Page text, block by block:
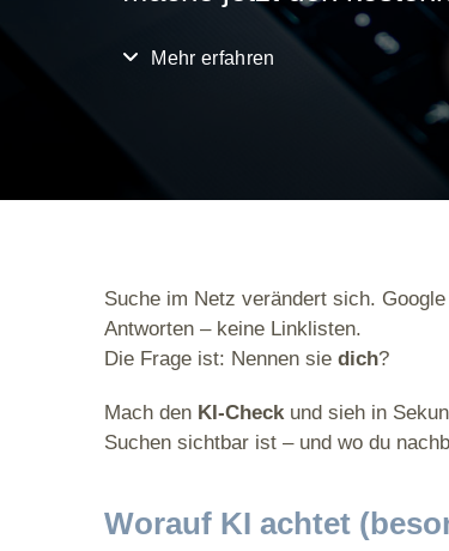
Mehr erfahren
Suche im Netz verändert sich.
Antworten – keine Linklisten.
Die Frage ist: Nennen sie dich?
Mach den KI-Checkund sieh in
Suchen sichtbar ist – und wo du
Worauf KI achtet